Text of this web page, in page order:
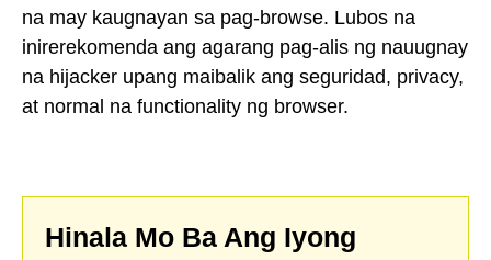
na may kaugnayan sa pag-browse. Lubos na
inirerekomenda ang agarang pag-alis ng nauugnay
na hijacker upang maibalik ang seguridad, privacy,
at normal na functionality ng browser.
Hinala Mo Ba Ang Iyong